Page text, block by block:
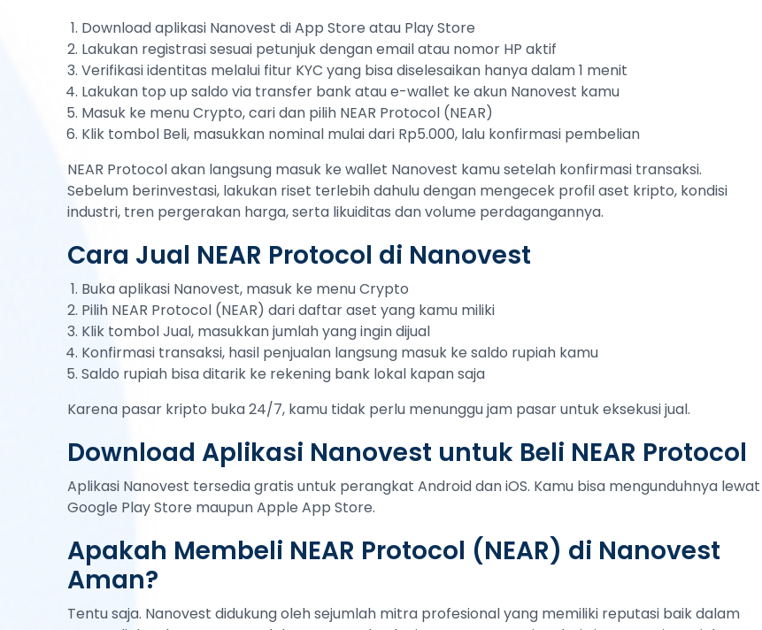
Download aplikasi Nanovest di App Store atau Play Store
Lakukan registrasi sesuai petunjuk dengan email atau nomor HP aktif
Verifikasi identitas melalui fitur KYC yang bisa diselesaikan hanya dalam 1 menit
Lakukan top up saldo via transfer bank atau e-wallet ke akun Nanovest kamu
Masuk ke menu Crypto, cari dan pilih NEAR Protocol (NEAR)
Klik tombol Beli, masukkan nominal mulai dari Rp5.000, lalu konfirmasi pembelian
NEAR Protocol akan langsung masuk ke wallet Nanovest kamu setelah konfirmasi transaksi.
Sebelum berinvestasi, lakukan riset terlebih dahulu dengan mengecek profil aset kripto, kondisi
industri, tren pergerakan harga, serta likuiditas dan volume perdagangannya.
Cara Jual NEAR Protocol di Nanovest
Buka aplikasi Nanovest, masuk ke menu Crypto
Pilih NEAR Protocol (NEAR) dari daftar aset yang kamu miliki
Klik tombol Jual, masukkan jumlah yang ingin dijual
Konfirmasi transaksi, hasil penjualan langsung masuk ke saldo rupiah kamu
Saldo rupiah bisa ditarik ke rekening bank lokal kapan saja
Karena pasar kripto buka 24/7, kamu tidak perlu menunggu jam pasar untuk eksekusi jual.
Download Aplikasi Nanovest untuk Beli NEAR Protocol
Aplikasi Nanovest tersedia gratis untuk perangkat Android dan iOS. Kamu bisa mengunduhnya lewat
Google Play Store maupun Apple App Store.
Apakah Membeli NEAR Protocol (NEAR) di Nanovest
Aman?
Tentu saja. Nanovest didukung oleh sejumlah mitra profesional yang memiliki reputasi baik dalam